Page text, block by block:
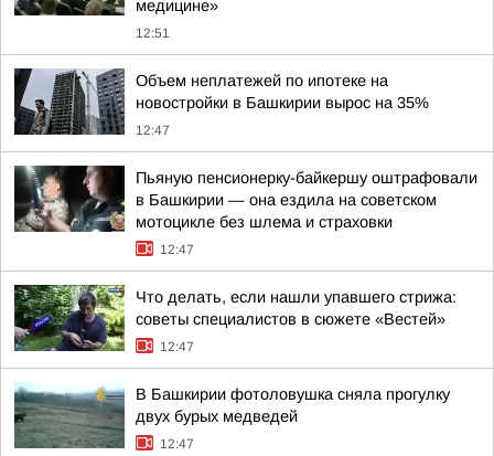
медицине»
12:51
Объем неплатежей по ипотеке на
новостройки в Башкирии вырос на 35%
12:47
Пьяную пенсионерку-байкершу оштрафовали
в Башкирии — она ездила на советском
мотоцикле без шлема и страховки
12:47
Что делать, если нашли упавшего стрижа:
советы специалистов в сюжете «Вестей»
12:47
В Башкирии фотоловушка сняла прогулку
двух бурых медведей
12:47